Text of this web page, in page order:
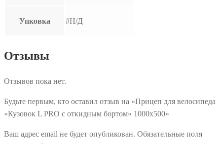
Упковка #Н/Д
Отзывы
Отзывов пока нет.
Будьте первым, кто оставил отзыв на «Прицеп для велосипеда
«Кузовок L PRO с откидным бортом» 1000х500»
Ваш адрес email не будет опубликован. Обязательные поля